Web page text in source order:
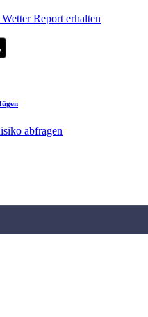
Report erhalten
abfragen